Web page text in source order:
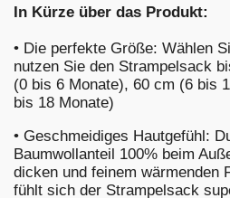
In Kürze über das Produkt:
• Die perfekte Größe: Wählen
nutzen Sie den Strampelsack
(0 bis 6 Monate), 60 cm (6 bis
bis 18 Monate)
• Geschmeidiges Hautgefühl:
Baumwollanteil 100% beim
dicken und feinem wärmenden
fühlt sich der Strampelsack